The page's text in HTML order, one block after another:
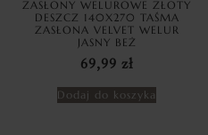
ZASŁONY WELUROWE ZŁOTY
DESZCZ 140X270 TAŚMA
ZASŁONA VELVET WELUR
JASNY BEŻ
69,99 zł
Dodaj do koszyka